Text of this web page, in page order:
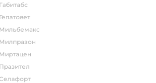
габитабс
гепатовет
мильбемакс
милпразон
миртацен
празител
селафорт